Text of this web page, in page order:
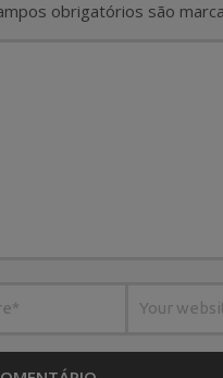
obrigatórios são